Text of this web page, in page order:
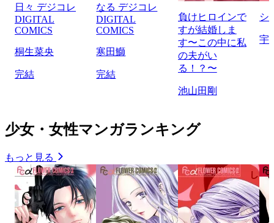
日々 デジコレ
DIGITAL
COMICS
桐生菜央
完結
なる デジコレ
DIGITAL
COMICS
寒田鰤
完結
負けヒロインで
すが結婚しま
す〜この中に私
の夫がい
る！？〜
池山田剛
シ
宇
少女・女性マンガランキング
もっと見る